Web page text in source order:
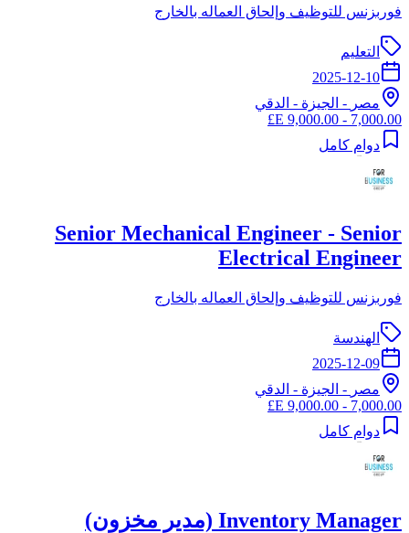
فوربزنس للتوظيف وإلحاق العماله بالخارج
التعليم
2025-12-10
مصر - الجيزة - الدقي
7,000.00 - 9,000.00 E£
دوام كامل
Senior Mechanical Engineer - Senior
Electrical Engineer
فوربزنس للتوظيف وإلحاق العماله بالخارج
الهندسة
2025-12-09
مصر - الجيزة - الدقي
7,000.00 - 9,000.00 E£
دوام كامل
Inventory Manager (مدير مخزون)